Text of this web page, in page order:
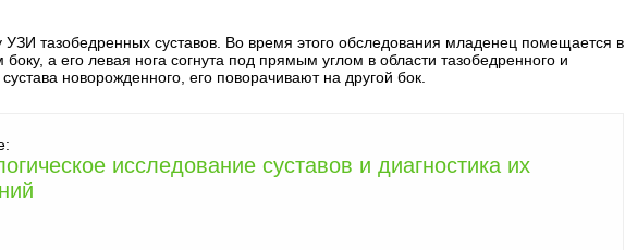
тазобедренных суставов. Во время этого обследования младенец помещается в
а его левая нога согнута под прямым углом в области тазобедренного и
новорожденного, его поворачивают на другой бок.
исследование суставов и диагностика их